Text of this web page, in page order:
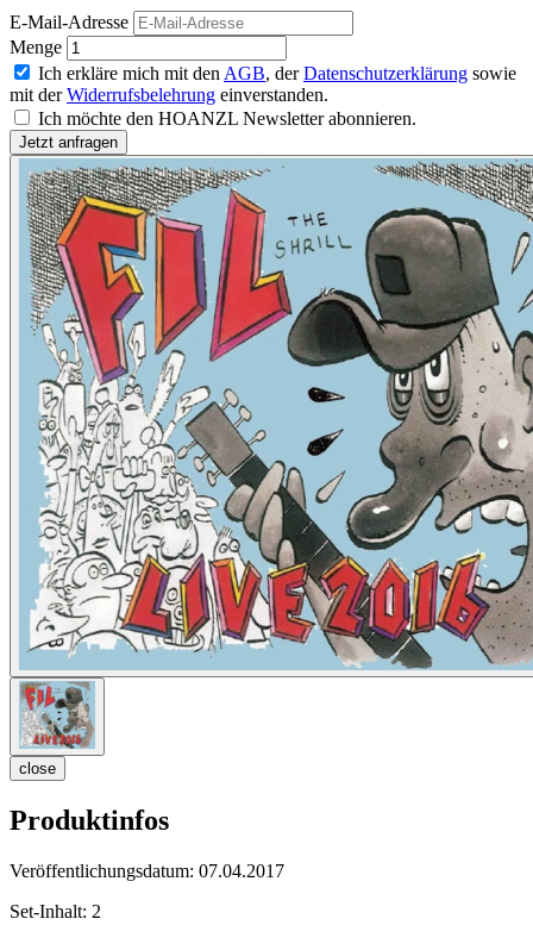
E-Mail-Adresse
Menge
Ich erkläre mich mit den AGB, derDatenschutzerklärung sowie
mit derWiderrufsbelehrung einverstanden.
Ich möchte den HOANZL Newsletter abonnieren.
close
Produktinfos
Veröffentlichungsdatum: 07.04.2017
Set-Inhalt: 2